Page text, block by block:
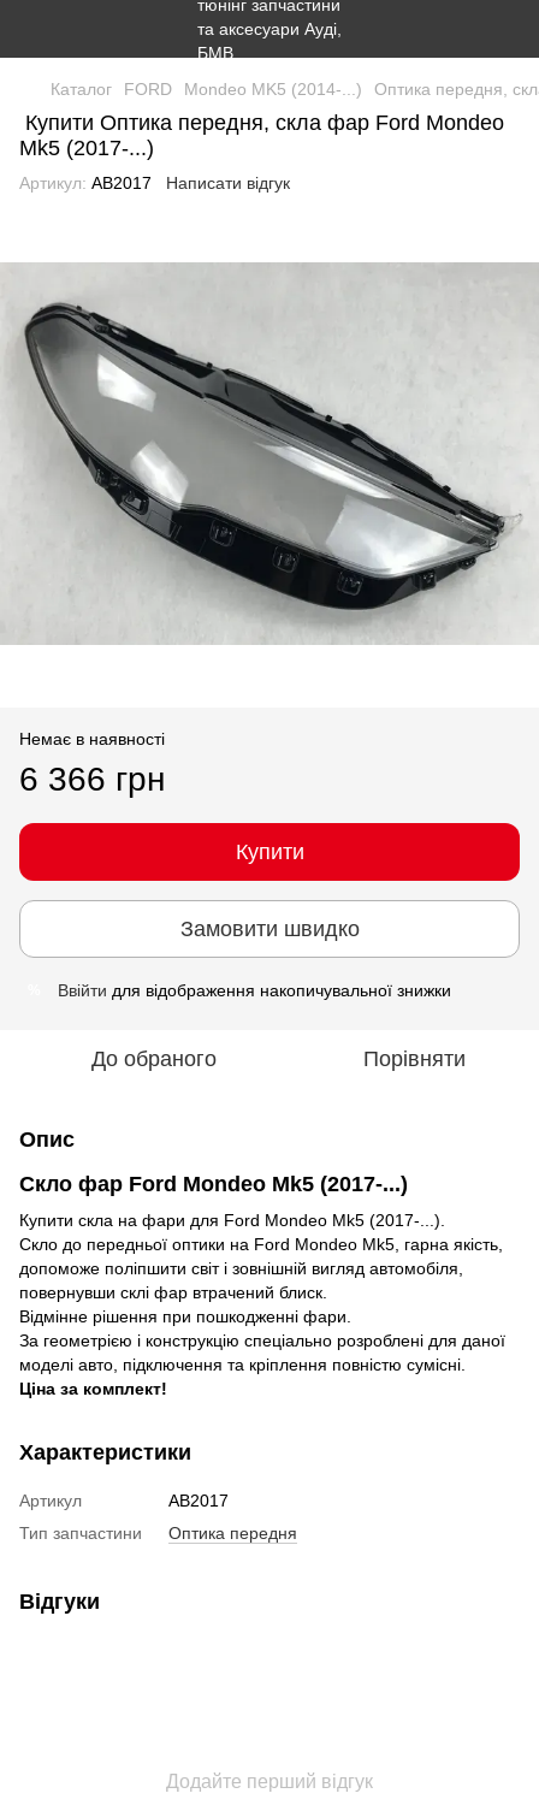
Каталог FORD Mondeo MK5 (2014-...) Оптика передня,
Купити Оптика передня, скла фар Ford Mondeo
Mk5 (2017-...)
Артикул: AB2017 Написати відгук
Немає в наявності
6 366 грн
Купити
Замовити швидко
Ввійти для відображення накопичувальної знижки
До обраного Порівняти
Опис
Скло фар Ford Mondeo Mk5 (2017-...)
Купити скла на фари для Ford Mondeo Mk5 (2017-...).
Скло до передньої оптики на Ford Mondeo Mk5, гарна якість,
допоможе поліпшити світ і зовнішній вигляд автомобіля,
повернувши склі фар втрачений блиск.
Відмінне рішення при пошкодженні фари.
За геометрією і конструкцію спеціально розроблені для даної
моделі авто, підключення та кріплення повністю сумісні.
Ціна за комплект!
Характеристики
Артикул
AB2017
Тип запчастини
Оптика передня
Відгуки
Додайте перший відгук